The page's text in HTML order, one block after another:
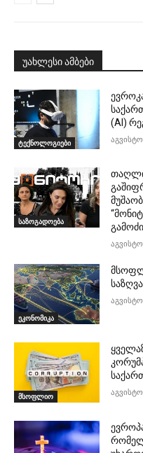
უახლესი ამბები
ტექნოლოგიები
(AI)
საზოგადოება
ეკონომიკა
მსოფლიო